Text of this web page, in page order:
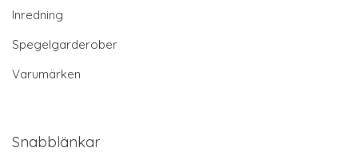
Inredning
Spegelgarderober
Varumärken
Snabblänkar